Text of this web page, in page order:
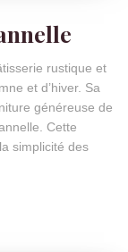
rustique et
et d’hiver. Sa
généreuse de
Cette
simplicité des